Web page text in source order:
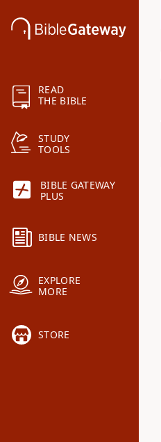
READ
THE BIBLE
STUDY
TOOLS
BIBLE GATEWAY
PLUS
BIBLE NEWS
EXPLORE
MORE
STORE